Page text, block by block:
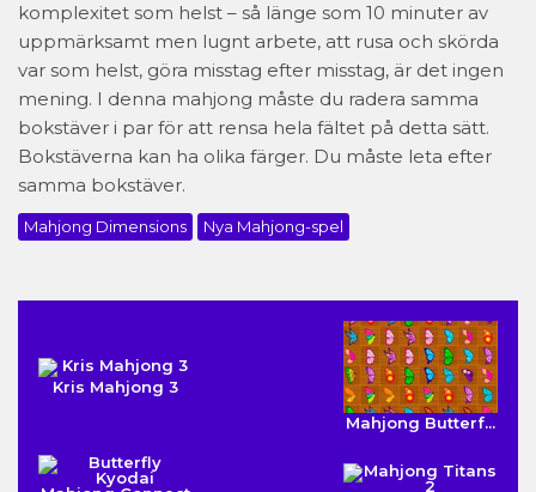
komplexitet som helst – så länge som 10 minuter av
uppmärksamt men lugnt arbete, att rusa och skörda
var som helst, göra misstag efter misstag, är det ingen
mening. I denna mahjong måste du radera samma
bokstäver i par för att rensa hela fältet på detta sätt.
Bokstäverna kan ha olika färger. Du måste leta efter
samma bokstäver.
Mahjong Dimensions Nya Mahjong-spel
Kris Mahjong 3
Mahjong Butterf...